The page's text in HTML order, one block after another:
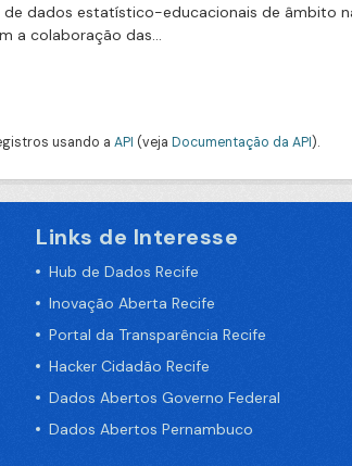
de dados estatístico-educacionais de âmbito
a colaboração das...
usando a API (veja Documentação da API).
Links de Interesse
Hub de Dados Recife
Inovação Aberta Recife
Portal da Transparência Recife
Hacker Cidadão Recife
Dados Abertos Governo Federal
Dados Abertos Pernambuco